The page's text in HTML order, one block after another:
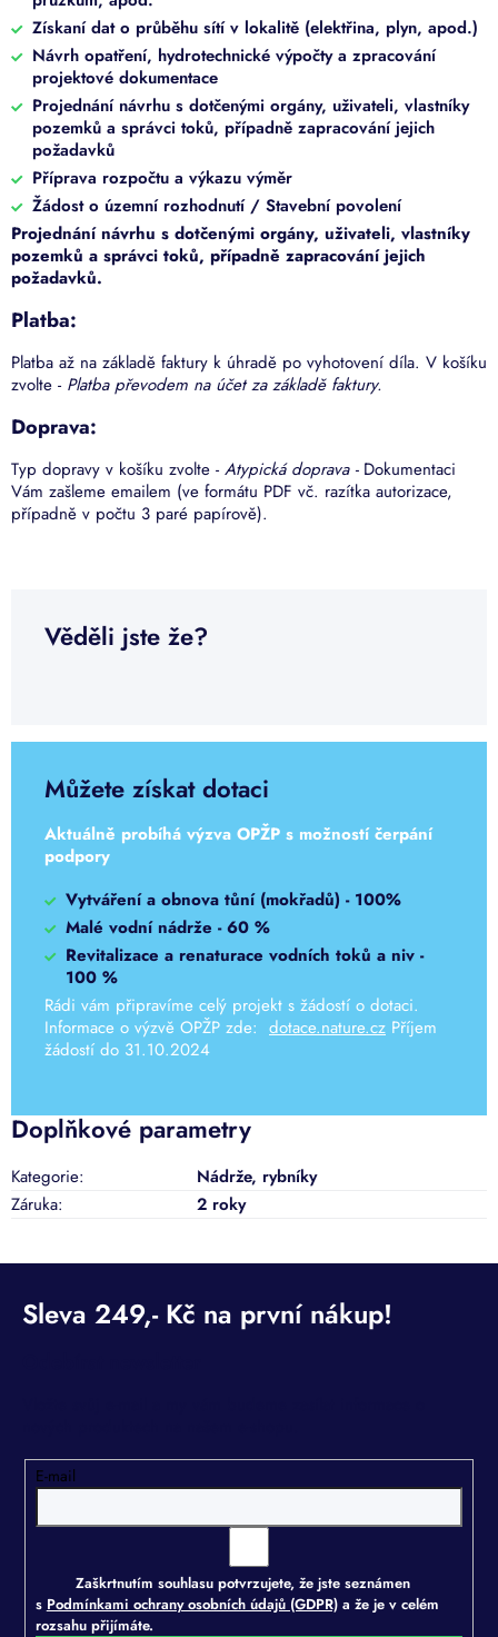
Získaní dat o průběhu sítí v lokalitě (elektřina, plyn, apod.)
Návrh opatření, hydrotechnické výpočty a zpracování
projektové dokumentace
Projednání návrhu s dotčenými orgány, uživateli, vlastníky
pozemků a správci toků, případně zapracování jejich
požadavků
Příprava rozpočtu a výkazu výměr
Žádost o územní rozhodnutí / Stavební povolení
Projednání návrhu s dotčenými orgány, uživateli, vlastníky
pozemků a správci toků, případně zapracování jejich
požadavků.
Platba:
Platba až na základě faktury k úhradě po vyhotovení díla. V košíku
zvolte - Platba převodem na účet za základě faktury.
Doprava:
Typ dopravy v košíku zvolte - Atypická doprava - Dokumentaci
Vám zašleme emailem (ve formátu PDF vč. razítka autorizace,
případně v počtu 3 paré papírově).
Věděli jste že?
Můžete získat dotaci
Aktuálně probíhá výzva OPŽP s možností čerpání
podpory
Vytváření a obnova tůní (mokřadů) - 100%
Malé vodní nádrže - 60 %
Revitalizace a renaturace vodních toků a niv -
100 %
Rádi vám připravíme celý projekt s žádostí o dotaci.
Informace o výzvě OPŽP zde: dotace.nature.cz Příjem
žádostí do 31.10.2024
Doplňkové parametry
Kategorie:
Nádrže, rybníky
Záruka: 2 roky
E-mail
Zaškrtnutím souhlasu potvrzujete, že jste seznámen
s Podmínkami ochrany osobních údajů (GDPR)a že je v celém
rozsahu přijímáte.